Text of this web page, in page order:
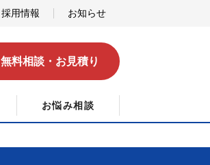
採用情報 お知らせ
無料相談・お見積り
お悩み相談